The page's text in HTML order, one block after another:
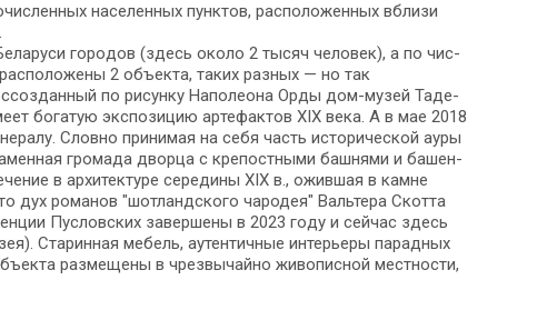
на­се­лен­ных пунк­тов, рас­по­ло­жен­ных вбли­зи
го­ро­дов (здесь око­ло 2 ты­сяч че­ло­век), а по чис­
2 объ­ек­та, та­ких раз­ных — но так
по ри­сун­ку На­по­лео­на Ор­ды дом-музей Та­де­
бо­га­тую экс­по­зи­цию ар­те­фак­тов XIX ве­ка. А в мае 2018
Словно принимая на се­бя часть ис­то­ри­че­ской ауры
громада двор­ца с кре­пост­ны­ми баш­ня­ми и ба­шен­
в ар­хи­тек­ту­ре се­ре­ди­ны XIX в., ожившая в кам­не
дух романов "шотландского чародея" Вальтера Скотта
Пуслов­ских завершены в 2023 го­ду и сей­час здесь
Старинная ме­бель, аутентичные ин­те­рье­ры па­рад­ных
раз­ме­ще­ны в чрез­вы­чай­но жи­во­пис­ной мест­но­сти,